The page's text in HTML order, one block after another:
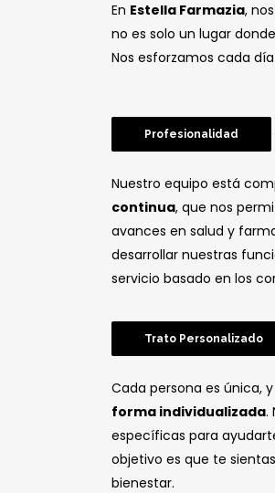
En Estella Farmazia,
no es solo un lugar
Nos esforzamos cada
Profesionalidad
Nuestro equipo está
continua, que nos
avances en salud y
desarrollar nuestras
servicio basado en los
Trato Personalizado
Cada persona es única,
forma individualizada.
específicas para
objetivo es que te
bienestar.